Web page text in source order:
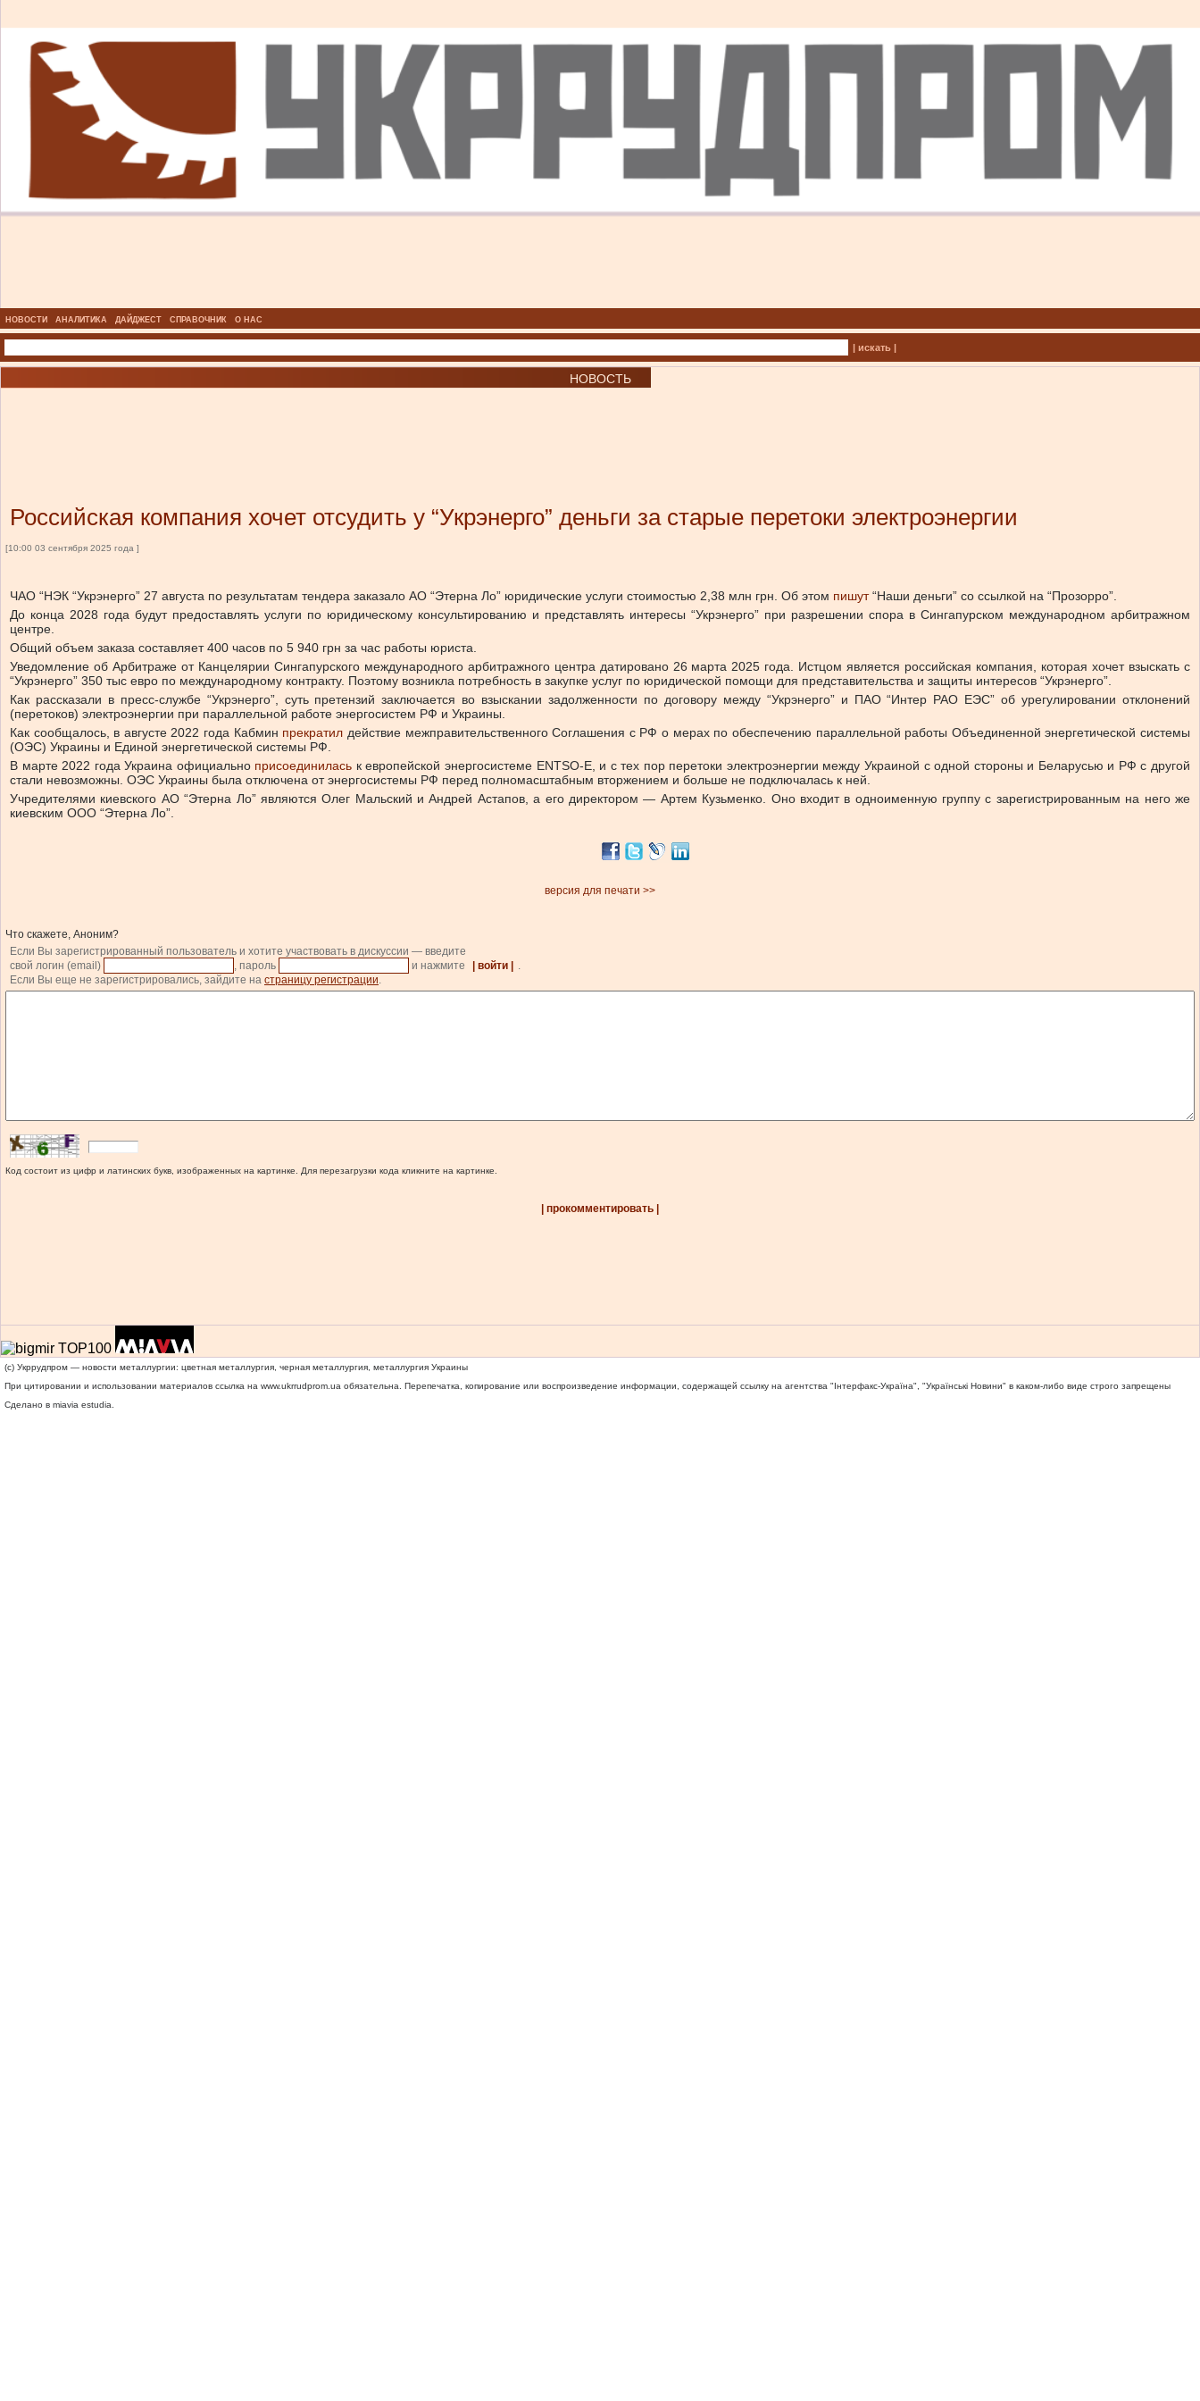
НОВОСТИ АНАЛИТИКА ДАЙДЖЕСТ СПРАВОЧНИК О НАС
| искать |
НОВОСТЬ
Российская компания хочет отсудить у “Укрэнерго” деньги за старые перетоки электроэнергии
[10:00 03 сентября 2025 года ]
ЧАО “НЭК “Укрэнерго” 27 августа по результатам тендера заказало АО “Этерна Ло” юридические услуги стоимостью 2,38 млн грн. Об этом пишут “Наши деньги” со ссылкой на “Прозорро”.
До конца 2028 года будут предоставлять услуги по юридическому консультированию и представлять интересы “Укрэнерго” при разрешении спора в Сингапурском международном арбитражном
центре.
Общий объем заказа составляет 400 часов по 5 940 грн за час работы юриста.
Уведомление об Арбитраже от Канцелярии Сингапурского международного арбитражного центра датировано 26 марта 2025 года. Истцом является российская компания, которая хочет взыскать с
“Укрэнерго” 350 тыс евро по международному контракту. Поэтому возникла потребность в закупке услуг по юридической помощи для представительства и защиты интересов “Укрэнерго”.
Как рассказали в пресс-службе “Укрэнерго”, суть претензий заключается во взыскании задолженности по договору между “Укрэнерго” и ПАО “Интер РАО ЕЭС” об урегулировании отклонений
(перетоков) электроэнергии при параллельной работе энергосистем РФ и Украины.
Как сообщалось, в августе 2022 года Кабмин прекратил действие межправительственного Соглашения с РФ о мерах по обеспечению параллельной работы Объединенной энергетической системы
(ОЭС) Украины и Единой энергетической системы РФ.
В марте 2022 года Украина официально присоединилась к европейской энергосистеме ENTSO-E, и с тех пор перетоки электроэнергии между Украиной с одной стороны и Беларусью и РФ с другой
стали невозможны. ОЭС Украины была отключена от энергосистемы РФ перед полномасштабным вторжением и больше не подключалась к ней.
Учредителями киевского АО “Этерна Ло” являются Олег Мальский и Андрей Астапов, а его директором — Артем Кузьменко. Оно входит в одноименную группу с зарегистрированным на него же
киевским ООО “Этерна Ло”.
версия для печати >>
Что скажете, Аноним?
Если Вы зарегистрированный пользователь и хотите участвовать в дискуссии — введите
свой логин (email)
, пароль и нажмите | войти |
.
Если Вы еще не зарегистрировались, зайдите на страницу регистрации.
Код состоит из цифр и латинских букв, изображенных на картинке. Для перезагрузки кода кликните на картинке.
| прокомментировать |
(c) Укррудпром — новости металлургии: цветная металлургия, черная металлургия, металлургия Украины
При цитировании и использовании материалов ссылка на www.ukrrudprom.ua обязательна. Перепечатка, копирование или воспроизведение информации, содержащей ссылку на агентства "Iнтерфакс-Україна", "Українськi Новини" в каком-либо виде строго запрещены
Сделано в miavia estudia.